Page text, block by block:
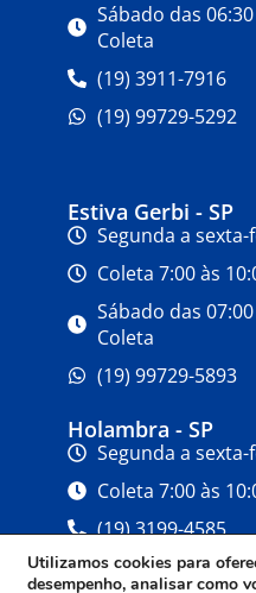
Sábado das
Coleta
(19) 3911-7916
(19) 99729-5292
Estiva Gerbi - SP
Segunda a
Coleta 7:00 às
Sábado das
Coleta
(19) 99729-5893
Holambra - SP
Segunda a
Coleta 7:00 às
(19) 3199-4585
Utilizamos cookies para
desempenho, analisar como